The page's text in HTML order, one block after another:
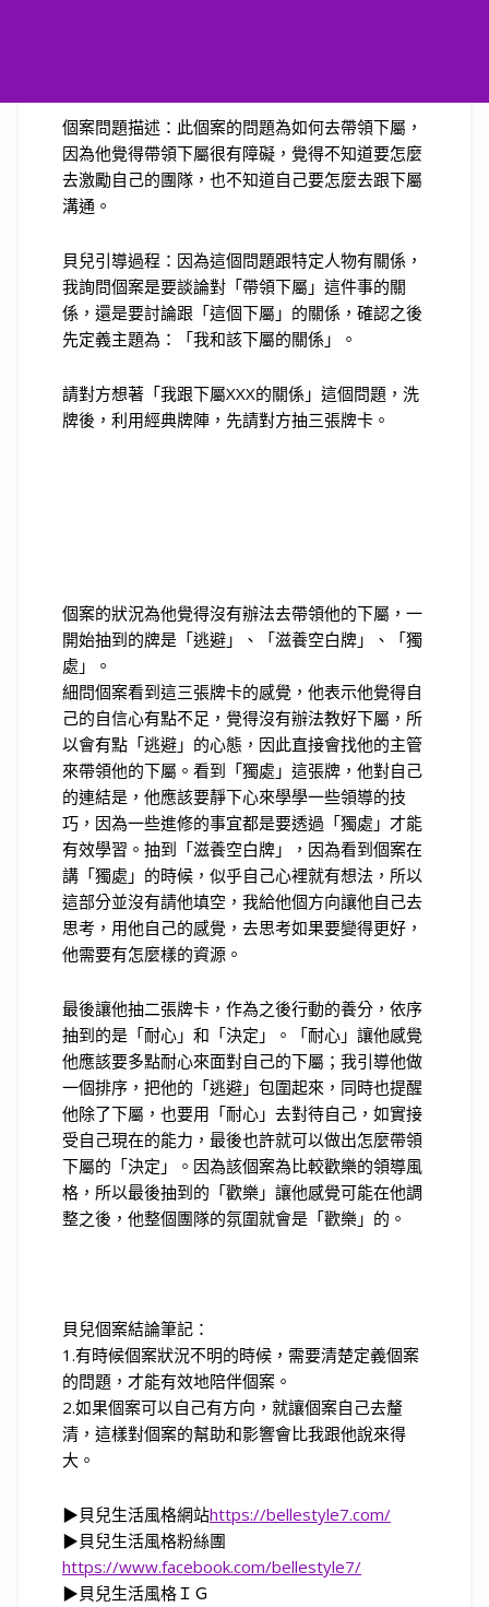
個案問題描述：此個案的問題為如何去帶領下屬，
因為他覺得帶領下屬很有障礙，覺得不知道要怎麼
去激勵自己的團隊，也不知道自己要怎麼去跟下屬
溝通。
貝兒引導過程：因為這個問題跟特定人物有關係，
我詢問個案是要談論對「帶領下屬」這件事的關
係，還是要討論跟「這個下屬」的關係，確認之後
先定義主題為：「我和該下屬的關係」。
請對方想著「我跟下屬XXX的關係」這個問題，洗
牌後，利用經典牌陣，先請對方抽三張牌卡。
個案的狀況為他覺得沒有辦法去帶領他的下屬，一
開始抽到的牌是「逃避」、「滋養空白牌」、「獨
處」。
細問個案看到這三張牌卡的感覺，他表示他覺得自
己的自信心有點不足，覺得沒有辦法教好下屬，所
以會有點「逃避」的心態，因此直接會找他的主管
來帶領他的下屬。看到「獨處」這張牌，他對自己
的連結是，他應該要靜下心來學學一些領導的技
巧，因為一些進修的事宜都是要透過「獨處」才能
有效學習。抽到「滋養空白牌」，因為看到個案在
講「獨處」的時候，似乎自己心裡就有想法，所以
這部分並沒有請他填空，我給他個方向讓他自己去
思考，用他自己的感覺，去思考如果要變得更好，
他需要有怎麼樣的資源。
最後讓他抽二張牌卡，作為之後行動的養分，依序
抽到的是「耐心」和「決定」。「耐心」讓他感覺
他應該要多點耐心來面對自己的下屬；我引導他做
一個排序，把他的「逃避」包圍起來，同時也提醒
他除了下屬，也要用「耐心」去對待自己，如實接
受自己現在的能力，最後也許就可以做出怎麼帶領
下屬的「決定」。因為該個案為比較歡樂的領導風
格，所以最後抽到的「歡樂」讓他感覺可能在他調
整之後，他整個團隊的氛圍就會是「歡樂」的。
貝兒個案結論筆記：
1.有時候個案狀況不明的時候，需要清楚定義個案
的問題，才能有效地陪伴個案。
2.如果個案可以自己有方向，就讓個案自己去釐
清，這樣對個案的幫助和影響會比我跟他說來得
大。
▶貝兒生活風格網站https://bellestyle7.com/
▶貝兒生活風格粉絲團
https://www.facebook.com/bellestyle7/
▶貝兒生活風格ＩＧ